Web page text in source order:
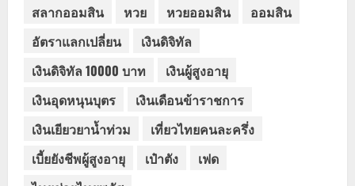
สลากออมสิน
หวย หวยออมสิน
ออมสิน
อัตราแลกเปลี่ยน
เงินดิจิทัล
เงินดิจิทัล 10000 บาท
เงินผู้สูงอายุ
เงินอุดหนุนบุตร
เงินเดือนข้าราชการ
เงินเยียวยาน้ำท่วม
เที่ยวไทยคนละครึ่ง
เบี้ยยังชีพผู้สูงอายุ
เป๋าตัง
เฟด